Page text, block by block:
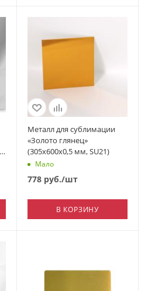
Металл для сублимации
«Золото глянец»
(305х600х0,5 мм, SU21)
Мало
778 руб./шт
В КОРЗИНУ